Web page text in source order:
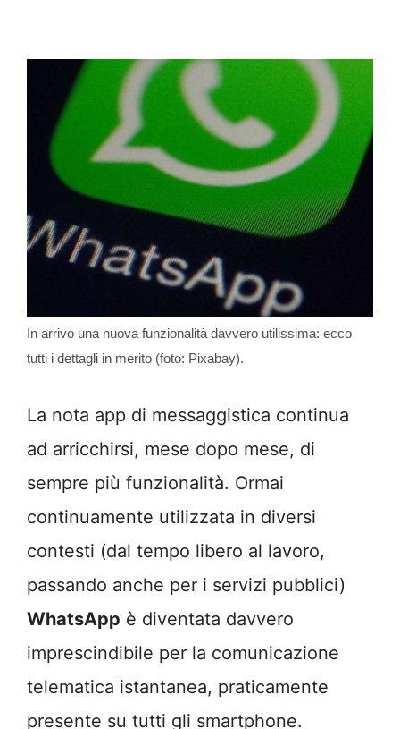
In arrivo una nuova funzionalità davvero utilissima: ecco
tutti i dettagli in merito (foto: Pixabay).
La nota app di messaggistica continua
ad arricchirsi, mese dopo mese, di
sempre più funzionalità. Ormai
continuamente utilizzata in diversi
contesti (dal tempo libero al lavoro,
passando anche per i servizi pubblici)
WhatsApp è diventata davvero
imprescindibile per la comunicazione
telematica istantanea, praticamente
presente su tutti gli smartphone.